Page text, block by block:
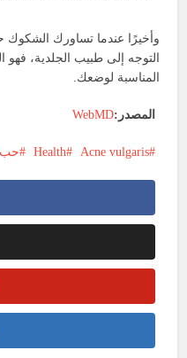
وأخيرًا عندما تساورك الشكوك
التوجه إلى طبيب الجلدية،
المناسبة لوضعك.
المصدر:WebMD
Acne vulgaris
Health حب